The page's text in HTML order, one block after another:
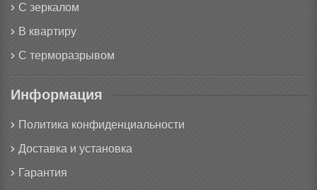
С зеркалом
В квартиру
С терморазрывом
Информация
Политика конфиденциальности
Доставка и установка
Гарантия